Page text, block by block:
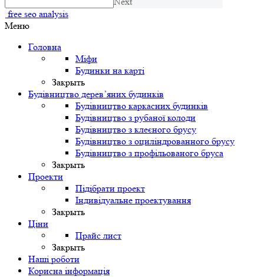
free seo analysis
Меню
Головна
Міфи
Будинки на карті
Закрыть
Будівництво дерев’яних будинків
Будівництво каркасних будинків
Будівництво з рубаної колоди
Будівництво з клеєного брусу
Будівництво з оциліндрованного брусу
Будівництво з профільованого бруса
Закрыть
Проекти
Підібрати проект
Індивідуальне проектування
Закрыть
Ціни
Прайс лист
Закрыть
Наші роботи
Корисна інформація